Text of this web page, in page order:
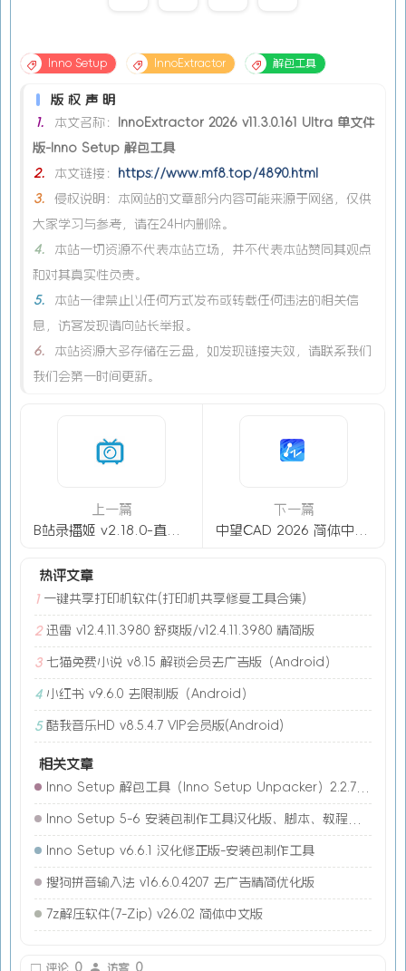
Inno Setup InnoExtractor 解包工具
版权声明
1.
本文名称：
InnoExtractor 2026 v11.3.0.161 Ultra 单文件
版-Inno Setup 解包工具
2.
本文链接：
https://www.mf8.top/4890.html
3.
侵权说明：本网站的文章部分内容可能来源于网络，仅供
大家学习与参考，请在24H内删除。
4.
本站一切资源不代表本站立场，并不代表本站赞同其观点
和对其真实性负责。
5.
本站一律禁止以任何方式发布或转载任何违法的相关信
息，访客发现请向站长举报。
6.
本站资源大多存储在云盘，如发现链接失效，请联系我们
我们会第一时间更新。
上一篇
下一篇
热评文章
1 一键共享打印机软件(打印机共享修复工具合集)
2 迅雷 v12.4.11.3980 舒爽版/v12.4.11.3980 精简版
3 七猫免费小说 v8.15 解锁会员去广告版（Android）
4 小红书 v9.6.0 去限制版（Android）
5 酷我音乐HD v8.5.4.7 VIP会员版(Android)
相关文章
Inno Setup 解包工具（Inno Setup Unpacker）2.2.7 汉化版
Inno Setup 5-6 安装包制作工具汉化版、脚本、教程合集
Inno Setup v6.6.1 汉化修正版-安装包制作工具
搜狗拼音输入法 v16.6.0.4207 去广告精简优化版
7z解压软件(7-Zip) v26.02 简体中文版
评论 0 访客 0